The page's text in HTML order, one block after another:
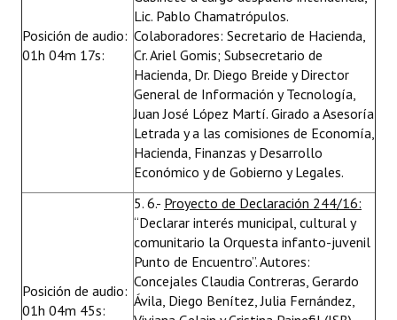
Posición de audio:
01h 04m 17s:
Lic. Pablo Chamatrópulos.
Colaboradores: Secretario de Hacienda,
Cr. Ariel Gomis; Subsecretario de
Hacienda, Dr. Diego Breide y Director
General de Información y Tecnología,
Juan José López Martí. Girado a Asesoría
Letrada y a las comisiones de Economía,
Hacienda, Finanzas y Desarrollo
Económico y de Gobierno y Legales.
Posición de audio:
01h 04m 45s:
5. 6.- Proyecto de Declaración 244/16:
“Declarar interés municipal, cultural y
comunitario la Orquesta infanto-juvenil
Punto de Encuentro”. Autores:
Concejales Claudia Contreras, Gerardo
Ávila, Diego Benítez, Julia Fernández,